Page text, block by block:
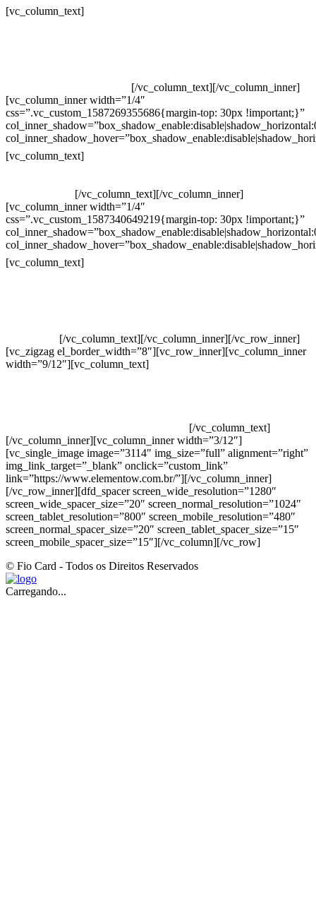
[vc_column_text]
[/vc_column_text][/vc_column_inner]
[vc_column_inner width=”1/4″
css=”.vc_custom_1587269355686{margin-top: 30px !important;}”
[vc_column_text]
[/vc_column_text][/vc_column_inner]
[vc_column_inner width=”1/4″
css=”.vc_custom_1587340649219{margin-top: 30px !important;}”
[vc_column_text]
[/vc_column_text][/vc_column_inner][/vc_row_inner]
[vc_zigzag el_border_width=”8″][vc_row_inner][vc_column_inner
width=”9/12″][vc_column_text]
[/vc_column_text]
[/vc_column_inner][vc_column_inner width=”3/12″]
[vc_single_image image=”3114″ img_size=”full” alignment=”right”
img_link_target=”_blank” onclick=”custom_link”
link=”https://www.elementow.com.br/”][/vc_column_inner]
[/vc_row_inner][dfd_spacer screen_wide_resolution=”1280″
screen_wide_spacer_size=”20″ screen_normal_resolution=”1024″
screen_tablet_resolution=”800″ screen_mobile_resolution=”480″
screen_normal_spacer_size=”20″ screen_tablet_spacer_size=”15″
screen_mobile_spacer_size=”15″][/vc_column][/vc_row]
© Fio Card - Todos os Direitos Reservados
Carregando...